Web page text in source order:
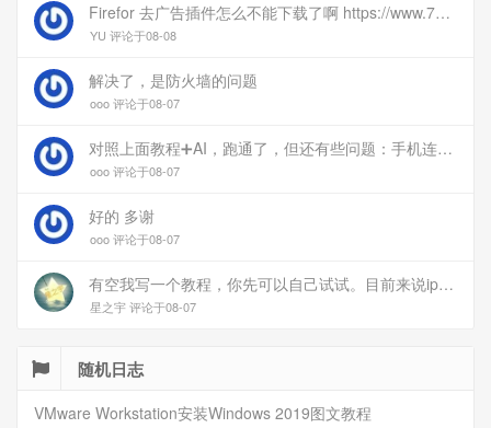
Firefor 去广告插件怎么不能下载了啊 https://www.77bx.com/312.html
YU 评论于08-08
解决了，是防火墙的问题
ooo 评论于08-07
对照上面教程➕AI，跑通了，但还有些问题：手机连上vpn后，部分家里内网的服务能访问（内网的Debian服务器可以），部分不能(routeros网页），不知道问题出在哪
ooo 评论于08-07
好的 多谢
ooo 评论于08-07
有空我写一个教程，你先可以自己试试。目前来说ipv6应该没问题的。
星之宇 评论于08-07
随机日志
VMware Workstation安装Windows 2019图文教程